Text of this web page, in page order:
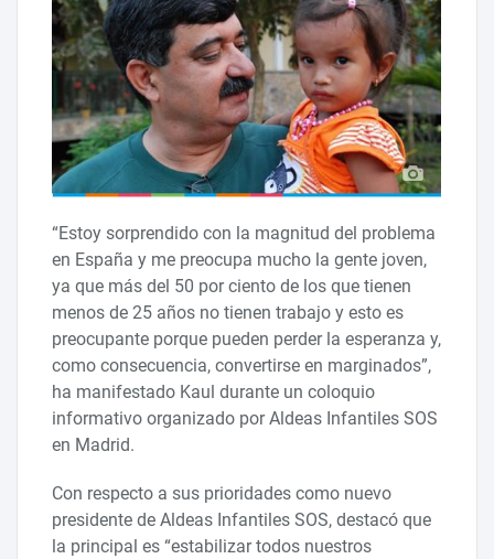
“Estoy sorprendido con la magnitud del problema
en España y me preocupa mucho la gente joven,
ya que más del 50 por ciento de los que tienen
menos de 25 años no tienen trabajo y esto es
preocupante porque pueden perder la esperanza y,
como consecuencia, convertirse en marginados”,
ha manifestado Kaul durante un coloquio
informativo organizado por Aldeas Infantiles SOS
en Madrid.
Con respecto a sus prioridades como nuevo
presidente de Aldeas Infantiles SOS, destacó que
la principal es “estabilizar todos nuestros